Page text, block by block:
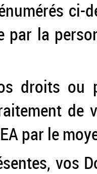
ci-
par la
droits ou
de
par le
vos